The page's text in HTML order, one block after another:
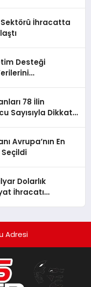
İhracatta
Desteği
78 İlin
Sayısıyla Dikkat
Avrupa’nın En
Dolarlık
İhracatı
Adresi